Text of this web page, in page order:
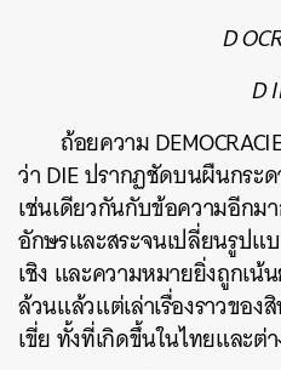
D
D
ถ้อยความ
ว่า DIE ปรากฏชัดบนผืนกระ
เช่นเดียวกันกับข้อความอีกม
อักษรและสระจนเปลี่ยนรูป
เชิง และความหมายยิ่งถูกเ
ล้วนแล้วแต่เล่าเรื่องราวขอ
เขี่ย ทั้งที่เกิดขึ้นในไทยและต่